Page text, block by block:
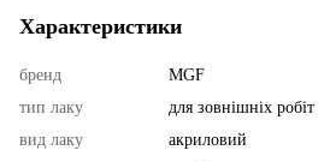
Характеристики
бренд
MGF
тип лаку
для зовнішніх робіт
вид лаку
акриловий